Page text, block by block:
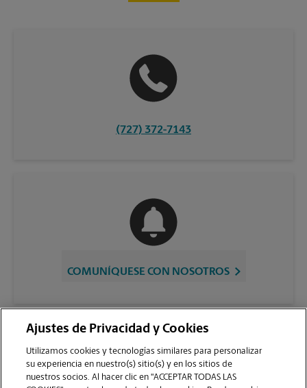
(727) 372-7143
COMUNÍQUESE CON NOSOTROS
Ajustes de Privacidad y Cookies
Utilizamos cookies y tecnologías similares para personalizar
su experiencia en nuestro(s) sitio(s) y en los sitios de
nuestros socios. Al hacer clic en "ACCEPTAR TODAS LAS